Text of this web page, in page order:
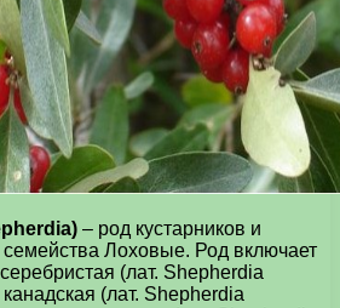
– род кустарников и
Лоховые. Род включает
(лат. Shepherdia
(лат. Shepherdia